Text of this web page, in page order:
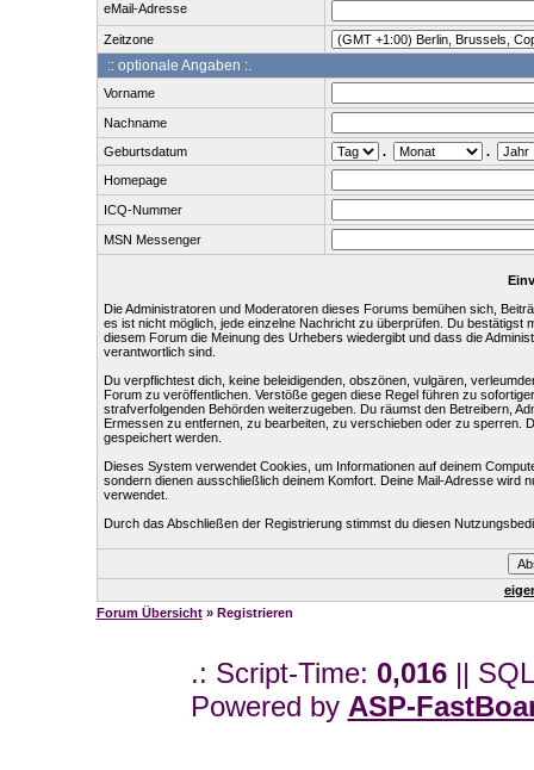
eMail-Adresse
Zeitzone
:: optionale Angaben :.
Vorname
Nachname
Geburtsdatum
.
.
Homepage
ICQ-Nummer
MSN Messenger
Die Administratoren und Moderatoren dieses Forums bemühen sich,
es ist nicht möglich, jede einzelne Nachricht zu überprüfen. Du
diesem Forum die Meinung des Urhebers wiedergibt und dass die
verantwortlich sind.
Du verpflichtest dich, keine beleidigenden, obszönen, vulgären,
Forum zu veröffentlichen. Verstöße gegen diese Regel führen zu
strafverfolgenden Behörden weiterzugeben. Du räumst den Betreibern,
Ermessen zu entfernen, zu bearbeiten, zu verschieben oder zu sperren.
gespeichert werden.
Dieses System verwendet Cookies, um Informationen auf deinem
sondern dienen ausschließlich deinem Komfort. Deine Mail-Adresse wird
verwendet.
Durch das Abschließen der Registrierung stimmst du diesen
Forum Übersicht» Registrieren
.: Script-Time: 0,016||
Powered by ASP-